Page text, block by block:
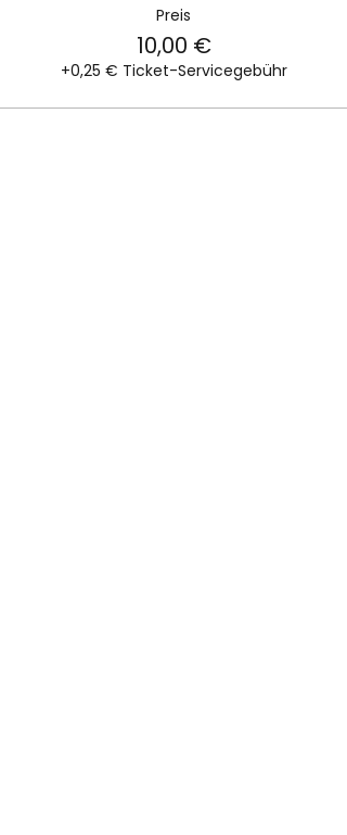
Preis
10,00 €
+0,25 € Ticket-Servicegebühr